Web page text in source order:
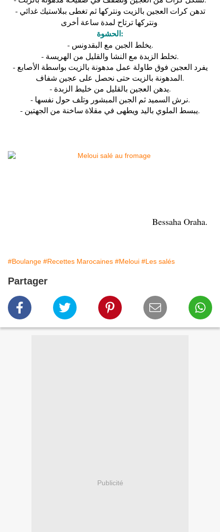
- تدهن كرات العجين بالزيت ونتركها ثم تغطی ببلاستيك غدائي
الحشوة:
- يخلط الجبن مع البقدونس.
- تخلط الزبدة مع النشا والقليل من الهريسة.
- يفرد العجين فوق طاولة عمل مدهونة بالزيت بواسطة اﻷصابع
المدهونة بالزيت حتی نحصل علی عجين شفاف.
- يدهن العجين بالقليل من خليط الزبدة.
- نرش السميد ثم الجبن المبشور وتلف حول نفسها.
- يبسط الملوي باليد ويطهى في مقلاة ساخنة من الجهتين.
Bessaha Oraha.
#Boulange #Recettes Marocaines #Meloui #Les salés
Partager
Publicité